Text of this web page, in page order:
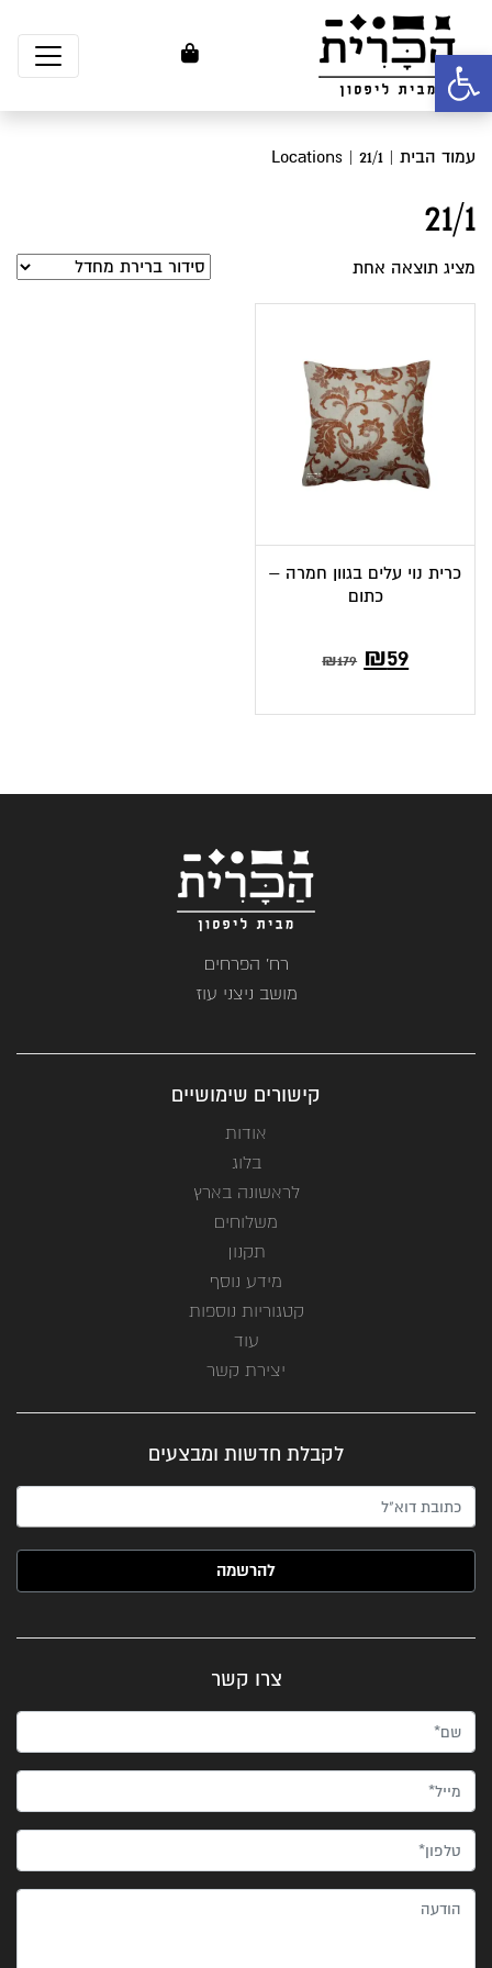
פתח סרגל נגישות
עמוד הבית | Locations | 21/1
21/1
מציג תוצאה אחת
כרית נוי עלים בגוון חמרה –
כתום
₪179 המחיר
₪59המחיר
רח' הפרחים
מושב ניצני עוז
קישורים שימושיים
אודות
בלוג
לראשונה בארץ
משלוחים
תקנון
מידע נוסף
קטגוריות נוספות
עוד
יצירת קשר
לקבלת חדשות ומבצעים
האימייל שלך (חובה)
צרו קשר